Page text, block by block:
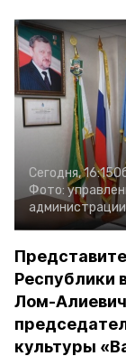
Сегодня, 16:15
Фото:
Республики
Лом-
культуры